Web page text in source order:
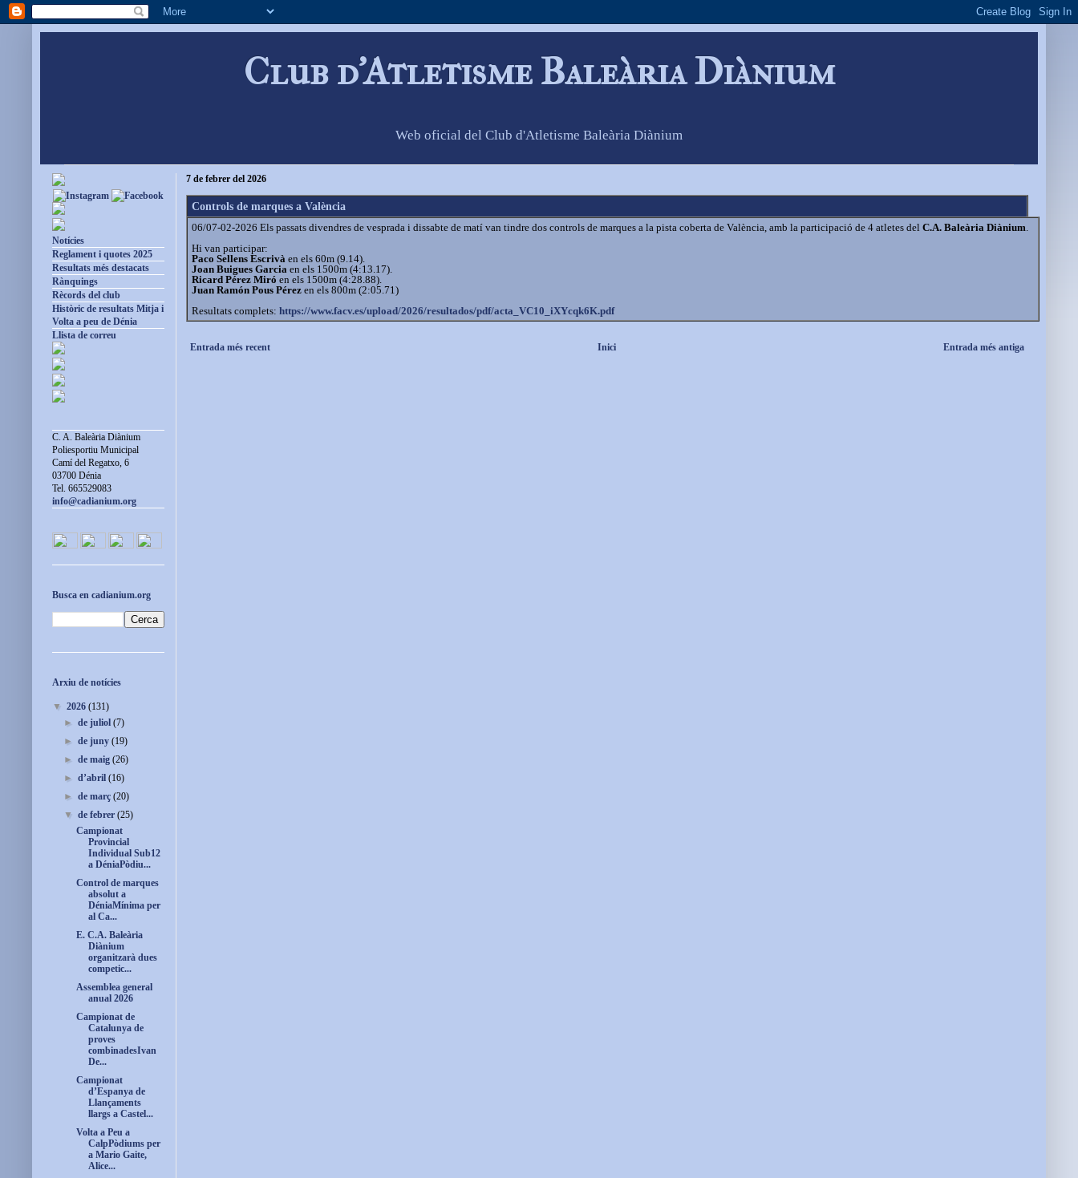
Club d'Atletisme Baleària Diànium
Web oficial del Club d'Atletisme Baleària Diànium
7 de febrer del 2026
Controls de marques a València
06/07-02-2026 Els passats divendres de vesprada i dissabte de matí van tindre dos controls de marques a la pista coberta de València, amb la participació de 4 atletes del C.A. Baleària Diànium
Hi van participar:
Paco Sellens Escrivà en els 60m (9.14).
Joan Buigues Garcia en els 1500m (4:13.17).
Ricard Pérez Miró en els 1500m (4:28.88).
Juan Ramón Pous Pérez en els 800m (2:05.71)
Resultats complets: https://www.facv.es/upload/2026/resultados/pdf/acta_VC10_ iXYcqk6K.pdf
Entrada més recent Entrada més antiga
Inici
Notícies
Reglament i quotes 2025
Resultats més destacats
Rànquings
Rècords del club
Històric de resultats Mitja i
Volta a peu de Dénia
Llista de correu
C. A. Baleària Diànium
Poliesportiu Municipal
Camí del Regatxo, 6
03700 Dénia
Tel. 665529083
info@cadianium.org
Busca en cadianium.org
Arxiu de notícies
▼ 2026 (131)
►de juliol(7)
►de juny(19)
►de maig(26)
►d’abril(16)
►de març(20)
▼de febrer(25)
Campionat
Provincial
Individual Sub12
a DéniaPòdiu...
Control de marques
absolut a
DéniaMínima per
al Ca...
E. C.A. Baleària
Diànium
organitzarà dues
competic...
Assemblea general
anual 2026
Campionat de
Catalunya de
proves
combinadesIvan
De...
Campionat
d’Espanya de
Llançaments
llargs a Castel...
Volta a Peu a
CalpPòdiums per
a Mario Gaite,
Alice...